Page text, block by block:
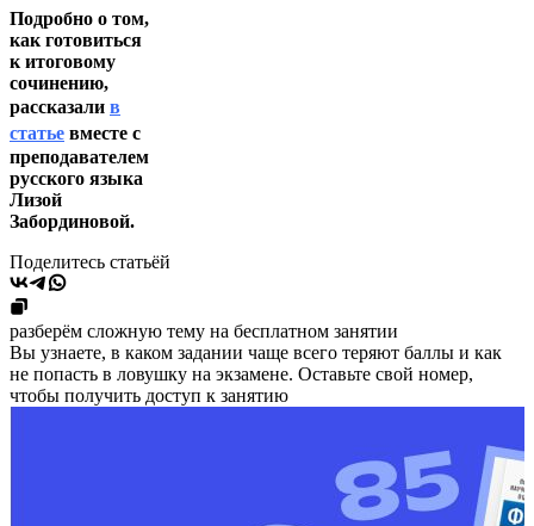
Подробно о том,
как готовиться
к итоговому
сочинению,
рассказали в
статье вместе с
преподавателем
русского языка
Лизой
Забординовой.
Поделитесь статьёй
разберём сложную тему на бесплатном занятии
Вы узнаете, в каком задании чаще всего теряют баллы и как
не попасть в ловушку на экзамене. Оставьте свой номер,
чтобы получить доступ к занятию